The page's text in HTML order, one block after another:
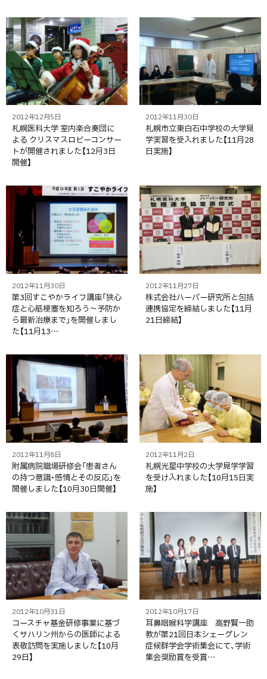
2012年12月5日
札幌医科大学 室内楽合奏団に
よる クリスマスロビーコンサー
トが開催されました【12月3日
開催】
2012年11月30日
札幌市立東白石中学校の大学見
学実習を受入れました【11月28
日実施】
2012年11月30日
第3回すこやかライフ講座「狭心
症と心筋梗塞を知ろう～予防か
ら最新治療まで」を開催しまし
た【11月13…
2012年11月27日
株式会社ハーバー研究所と包括
連携協定を締結しました【11月
21日締結】
2012年11月8日
附属病院職場研修会「患者さん
の持つ意識・感情とその反応」を
開催しました【10月30日開催】
2012年11月2日
札幌光星中学校の大学見学学習
を受け入れました【10月15日実
施】
2012年10月31日
コースチャ基金研修事業に基づ
くサハリン州からの医師による
表敬訪問を実施しました【10月
29日】
2012年10月17日
耳鼻咽喉科学講座 高野賢一助
教が第21回日本シェーグレン
症候群学会学術集会にて、学術
集会奨励賞を受賞…